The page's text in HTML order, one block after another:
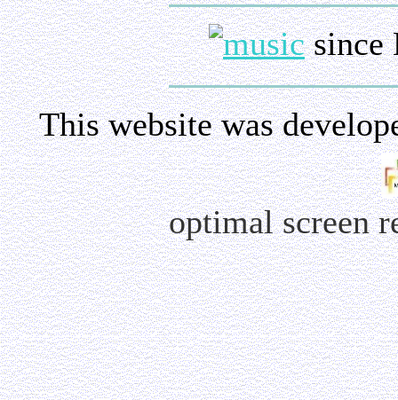
since
This website was
optimal screen